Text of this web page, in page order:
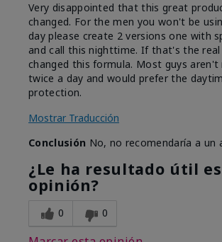
Very disappointed that this great
changed. For the men you won't be
day please create 2 versions one with
and call this nighttime. If that's the real
changed this formula. Most guys aren't
twice a day and would prefer the
protection.
Mostrar Traducción
Conclusión No, no recomendaría a un
¿Le ha resultado útil
opinión?
0 0